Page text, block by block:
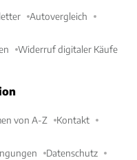
Autovergleich
Widerruf digitaler Käufe
von A-Z Kontakt
Datenschutz